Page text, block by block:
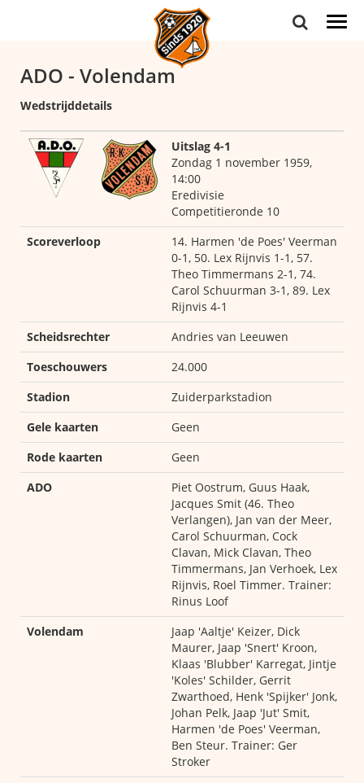
ADO - Volendam
Wedstrijddetails
Uitslag 4-1
Zondag 1 november 1959,
14:00
Eredivisie
Competitieronde 10
Scoreverloop
14. Harmen 'de Poes' Veerman
0-1, 50. Lex Rijnvis 1-1, 57.
Theo Timmermans 2-1, 74.
Carol Schuurman 3-1, 89. Lex
Rijnvis 4-1
Scheidsrechter
Andries van Leeuwen
Toeschouwers
24.000
Stadion
Zuiderparkstadion
Gele kaarten
Geen
Rode kaarten
Geen
ADO
Piet Oostrum, Guus Haak,
Jacques Smit (46. Theo
Verlangen), Jan van der Meer,
Carol Schuurman, Cock
Clavan, Mick Clavan, Theo
Timmermans, Jan Verhoek, Lex
Rijnvis, Roel Timmer. Trainer:
Rinus Loof
Volendam
Jaap 'Aaltje' Keizer, Dick
Maurer, Jaap 'Snert' Kroon,
Klaas 'Blubber' Karregat, Jintje
'Koles' Schilder, Gerrit
Zwarthoed, Henk 'Spijker' Jonk,
Johan Pelk, Jaap 'Jut' Smit,
Harmen 'de Poes' Veerman,
Ben Steur. Trainer: Ger
Stroker